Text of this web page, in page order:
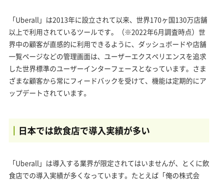
「Uberall」は2013年に設立されて以来、世界170ヶ国130万店舗
以上で利用されているツールです。（※2022年6月調査時点）世
界中の顧客が直感的に利用できるように、ダッシュボードや店舗
一覧ページなどの管理画面は、ユーザーエクスペリエンスを追求
した世界標準のユーザーインターフェースとなっています。さま
ざまな顧客から常にフィードバックを受けて、機能は定期的にア
ップデートされています。
日本では飲食店で導入実績が多い
「Uberall」は導入する業界が限定されてはいませんが、とくに飲
食店での導入実績が多くなっています。たとえば「俺の株式会